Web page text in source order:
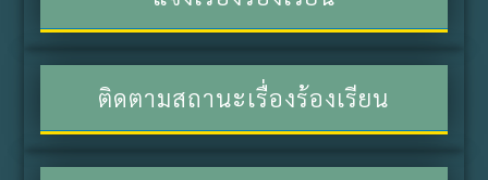
ติดตามสถานะเรื่องร้องเรียน